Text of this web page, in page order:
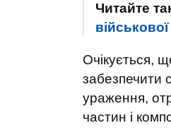
Читайте
Очікується,
забезпечити
ураження,
частин і